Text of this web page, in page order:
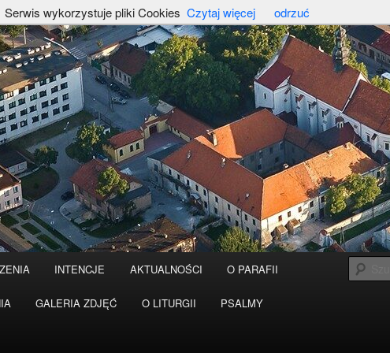
INTENCJE AKTUALNOŚCI O PARAFII
GALERIA ZDJĘĆ O LITURGII PSALMY
Serwis wykorzystuje pliki Cookies Czytaj więcej odrzuć